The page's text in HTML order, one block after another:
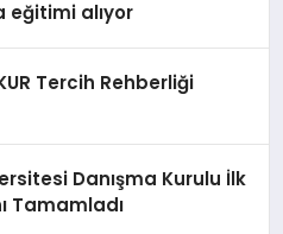
eğitimi alıyor
Tercih Rehberliği
Danışma Kurulu İlk
Tamamladı